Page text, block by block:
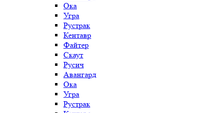
Ока
Угра
Рустрак
Кентавр
Файтер
Скаут
Русич
Авангард
Ока
Угра
Рустрак